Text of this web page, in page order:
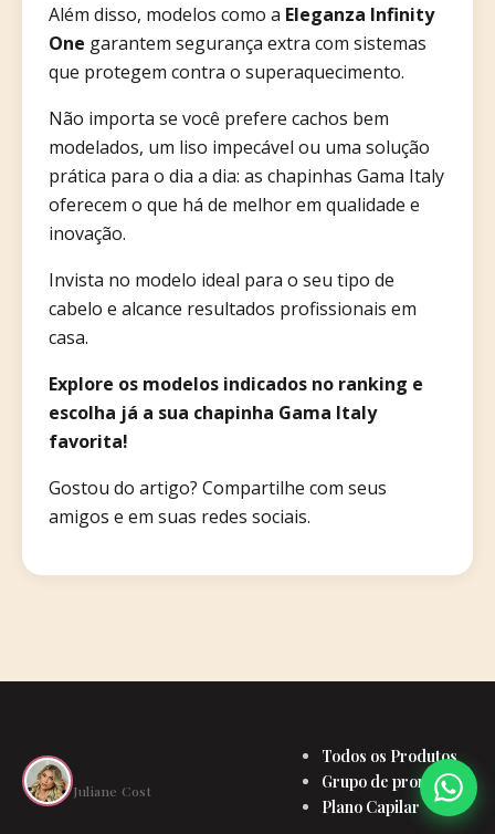
Além disso, modelos como a Eleganza Infinity
One garantem segurança extra com sistemas
que protegem contra o superaquecimento.
Não importa se você prefere cachos bem
modelados, um liso impecável ou uma solução
prática para o dia a dia: as chapinhas Gama Italy
oferecem o que há de melhor em qualidade e
inovação.
Invista no modelo ideal para o seu tipo de
cabelo e alcance resultados profissionais em
casa.
Explore os modelos indicados no ranking e
escolha já a sua chapinha Gama Italy
favorita!
Gostou do artigo? Compartilhe com seus
amigos e em suas redes sociais.
Juliane Cost
Todos os Produtos
Grupo de promoções
Plano Capilar